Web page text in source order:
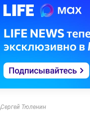
Сергей Тюленин